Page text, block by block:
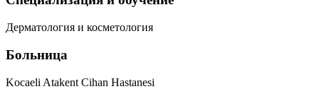
Дерматология и косметология
Больница
Kocaeli Atakent Cihan Hastanesi